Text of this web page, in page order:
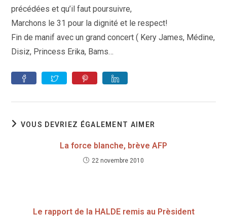
précédées et qu’il faut poursuivre,
Marchons le 31 pour la dignité et le respect!
Fin de manif avec un grand concert ( Kery James, Médine,
Disiz, Princess Erika, Bams…
VOUS DEVRIEZ ÉGALEMENT AIMER
La force blanche, brève AFP
22 novembre 2010
Le rapport de la HALDE remis au Prèsident